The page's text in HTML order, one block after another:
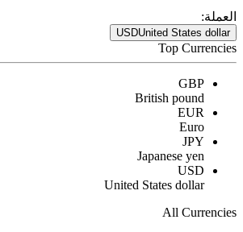
العملة:
USDUnited States dollar
Top Currencies
GBP
British pound
EUR
Euro
JPY
Japanese yen
USD
United States dollar
All Currencies